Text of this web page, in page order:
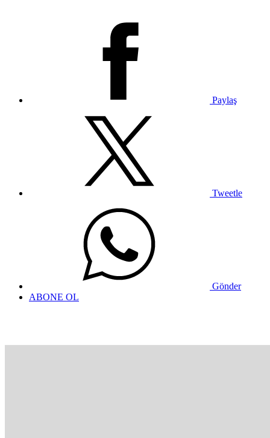
Paylaş
Tweetle
Gönder
ABONE OL